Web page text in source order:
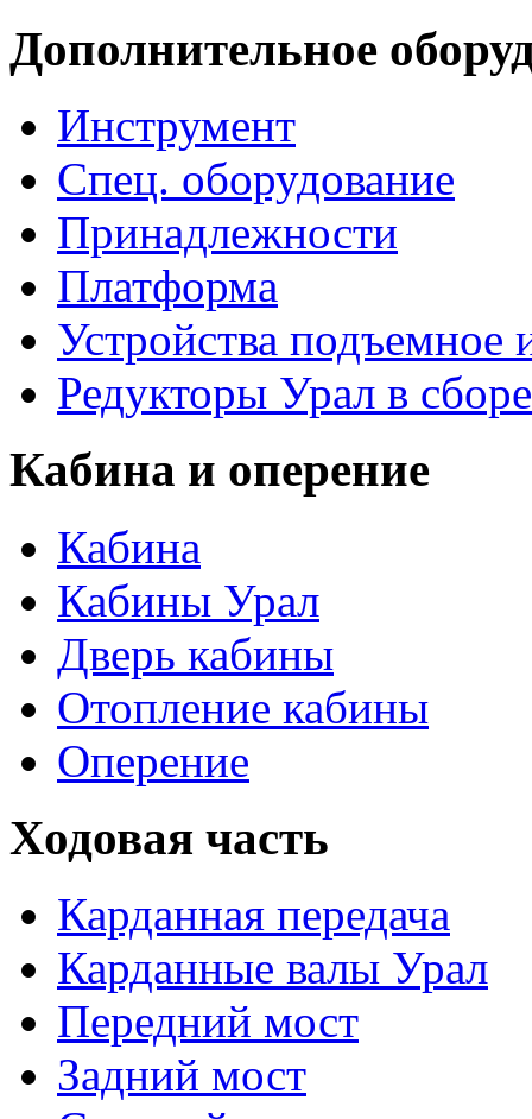
Дополнительное
Инструмент
Спец. оборудование
Принадлежности
Платформа
Устройства
Редукторы Урал в сборе
Кабина и оперение
Кабина
Кабины Урал
Дверь кабины
Отопление кабины
Оперение
Ходовая часть
Карданная передача
Карданные валы Урал
Передний мост
Задний мост